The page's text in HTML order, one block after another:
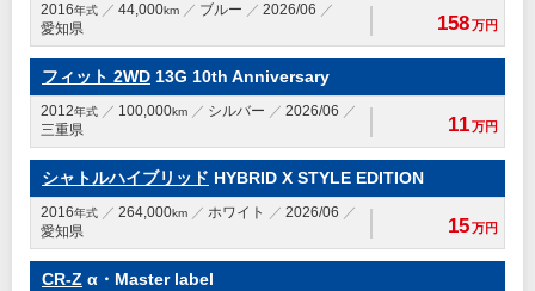
2016年式 44,000km ブルー
2026/06
愛知県
158万円
フィット 2WD 13G 10th Anniversary
2012年式 100,000km シルバー
2026/06
三重県
11万円
シャトルハイブリッド HYBRID X STYLE EDITION
2016年式 264,000km ホワイト
2026/06
愛知県
15万円
CR-Z α・Master label